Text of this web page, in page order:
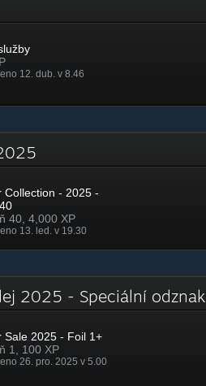
12. dub. v 8.46
Collection - 2025 -
40, 4,000 XP
13. led. v 19.30
2025 - Speciální odznak
Sale 2025 - Foil 1+
1, 100 XP
26. pro. 2025 v 5.00